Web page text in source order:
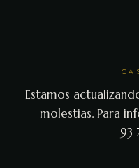
Estamos
molestias. Para
93